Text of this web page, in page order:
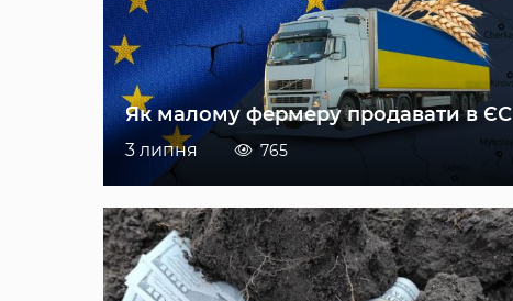
Як малому фермеру продавати в ЄС
3 липня 765